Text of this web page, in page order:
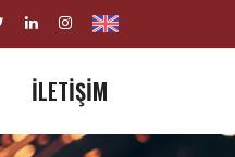
İLETİŞİM